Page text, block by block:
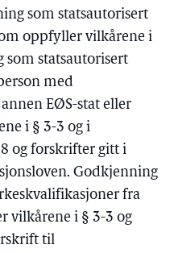
som statsautorisert
oppfyller vilkårene i
som statsautorisert
med
EØS-stat eller
i § 3-3 og i
og forskrifter gitt i
Godkjenning
fra
vilkårene i § 3-3 og
til